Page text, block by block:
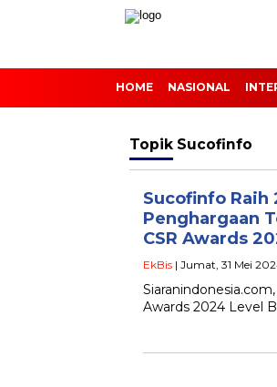
HOME NASIONAL
Topik Sucofinfo
Sucofinfo Raih
Penghargaan
CSR Awards
EkBis | Jumat, 31 Mei
Awards 2024 Level